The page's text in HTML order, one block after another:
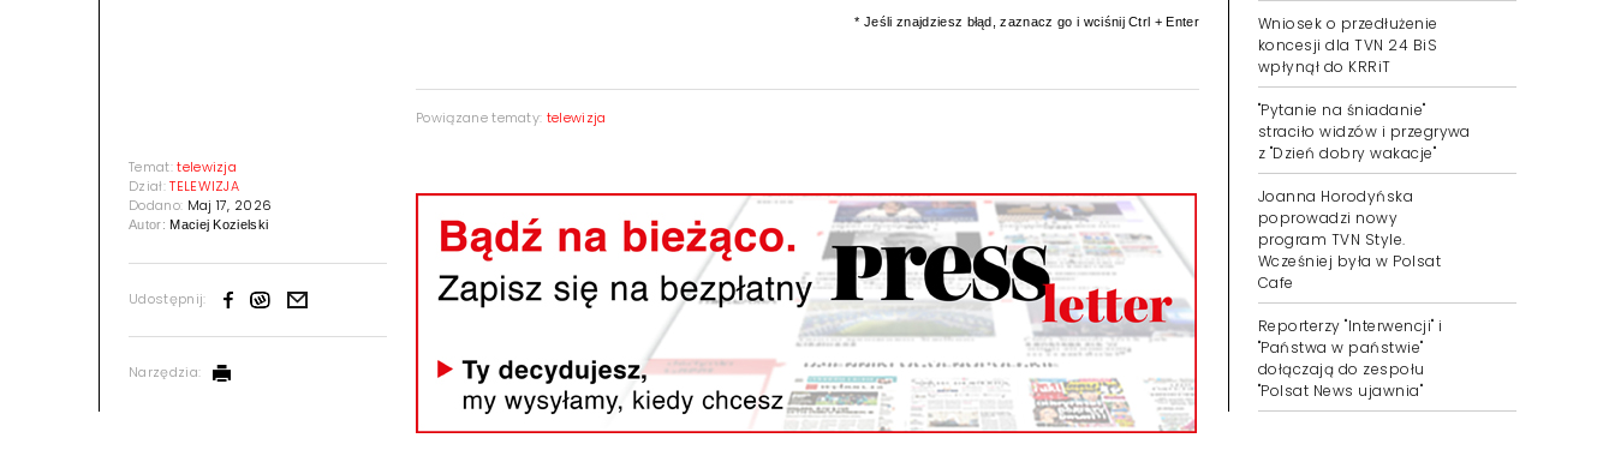
Temat:telewizja
Dział:TELEWIZJA
Dodano: Maj 17, 2026
Autor:Maciej Kozielski
Udostępnij:
Narzędzia:
* Jeśli znajdziesz błąd, zaznacz go i wciśnij Ctrl + Enter
Powiązane tematy: telewizja
Wniosek o przedłużenie
koncesji dla TVN 24 BiS
wpłynął do KRRiT
"Pytanie na śniadanie"
straciło widzów i przegrywa
z "Dzień dobry wakacje"
Joanna Horodyńska
poprowadzi nowy
program TVN Style.
Wcześniej była w Polsat
Cafe
Reporterzy "Interwencji" i
"Państwa w państwie"
dołączają do zespołu
"Polsat News ujawnia"